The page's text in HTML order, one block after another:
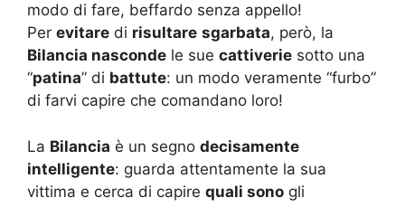
modo di fare, beffardo senza appello!
Per evitare di risultare sgarbata, però, la
Bilancia nasconde le sue cattiverie sotto una
“patina” di battute: un modo veramente “furbo”
di farvi capire che comandano loro!
La Bilancia è un segno decisamente
intelligente: guarda attentamente la sua
vittima e cerca di capire quali sono gli